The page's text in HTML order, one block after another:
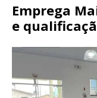
Emprega
e